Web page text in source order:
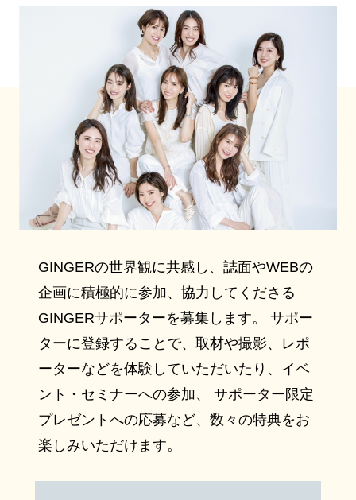
GINGERの世界観に共感し、誌面やWEBの
企画に積極的に参加、協力してくださる
GINGERサポーターを募集します。 サポー
ターに登録することで、取材や撮影、レポ
ーターなどを体験していただいたり、イベ
ント・セミナーへの参加、 サポーター限定
プレゼントへの応募など、数々の特典をお
楽しみいただけます。